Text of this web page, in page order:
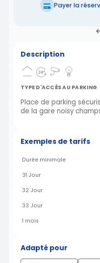
Payer la
Description
TYPE D'ACCÈS AU PARKING
Place de parking
de la gare noisy
Exemples de tarifs
Durée minimale
31 Jour
32 Jour
33 Jour
1 mois
Adapté pour